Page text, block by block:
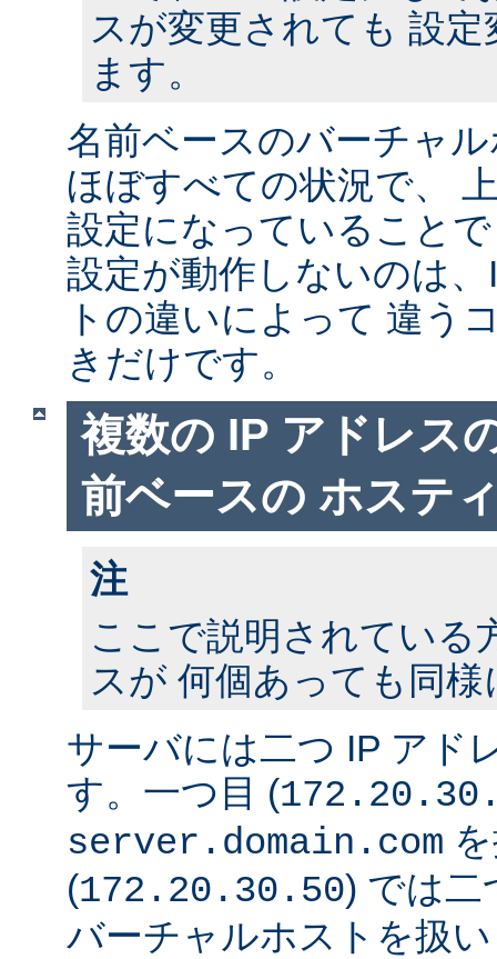
スが変更されても 設
ます。
名前ベースのバーチャ
ほぼすべての状況で、
設定になっていること
設定が動作しないのは
トの違いによって 違う
きだけです。
複数の IP アドレス
前ベースの ホステ
注
ここで説明されている
スが 何個あっても同
サーバには二つ IP アド
す。一つ目 (
server.domain.com
(172.20.30.50) では二
バーチャルホストを扱